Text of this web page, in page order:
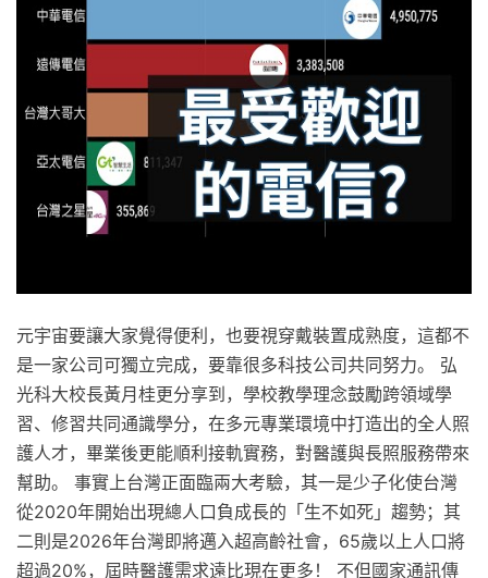
元宇宙要讓大家覺得便利，也要視穿戴裝置成熟度，這都不
是一家公司可獨立完成，要靠很多科技公司共同努力。 弘
光科大校長黃月桂更分享到，學校教學理念鼓勵跨領域學
習、修習共同通識學分，在多元專業環境中打造出的全人照
護人才，畢業後更能順利接軌實務，對醫護與長照服務帶來
幫助。 事實上台灣正面臨兩大考驗，其一是少子化使台灣
從2020年開始出現總人口負成長的「生不如死」趨勢；其
二則是2026年台灣即將邁入超高齡社會，65歲以上人口將
超過20%，屆時醫護需求遠比現在更多！ 不但國家通訊傳